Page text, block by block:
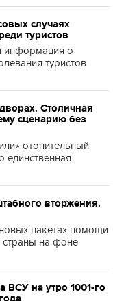
случаях
туристов
информация о
туристов
Столичная
сценарию без
отопительный
единственная
вторжения.
пакетах помощи
страны на фоне
ВСУ на утро 1001-го